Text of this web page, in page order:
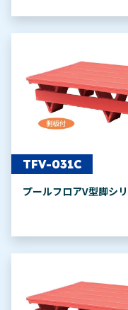
TFV-031C
プールフロアV型脚シ